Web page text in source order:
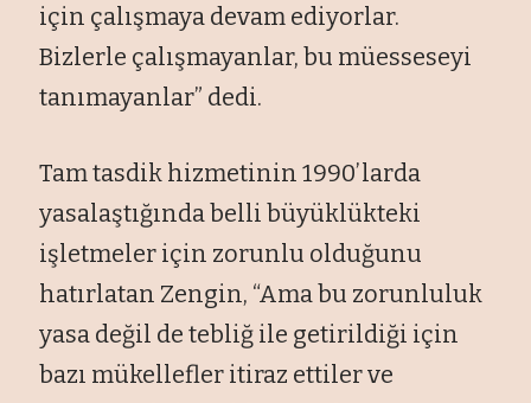
için çalışmaya devam ediyorlar.
Bizlerle çalışmayanlar, bu müesseseyi
tanımayanlar” dedi.
Tam tasdik hizmetinin 1990’larda
yasalaştığında belli büyüklükteki
işletmeler için zorunlu olduğunu
hatırlatan Zengin, “Ama bu zorunluluk
yasa değil de tebliğ ile getirildiği için
bazı mükellefler itiraz ettiler ve